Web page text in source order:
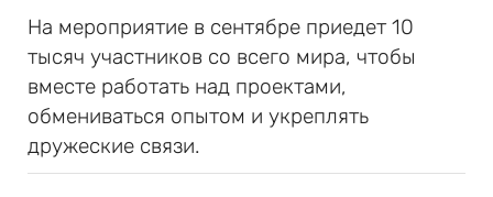
На мероприятие в сентябре приедет 10
тысяч участников со всего мира, чтобы
вместе работать над проектами,
обмениваться опытом и укреплять
дружеские связи.